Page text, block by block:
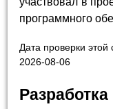
программного
Дата проверки этой
2026-08-06